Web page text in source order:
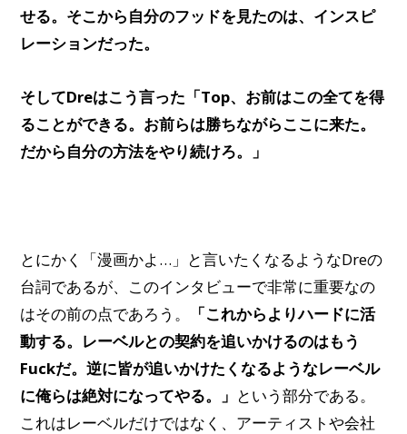
せる。そこから自分のフッドを見たのは、インスピ
レーションだった。
そしてDreはこう言った「Top、お前はこの全てを得
ることができる。お前らは勝ちながらここに来た。
だから自分の方法をやり続けろ。」
とにかく「漫画かよ…」と言いたくなるようなDreの
台詞であるが、このインタビューで非常に重要なの
はその前の点であろう。
「これからよりハードに活
動する。レーベルとの契約を追いかけるのはもう
Fuckだ。逆に皆が追いかけたくなるようなレーベル
に俺らは絶対になってやる。」 という部分である。
これはレーベルだけではなく、アーティストや会社